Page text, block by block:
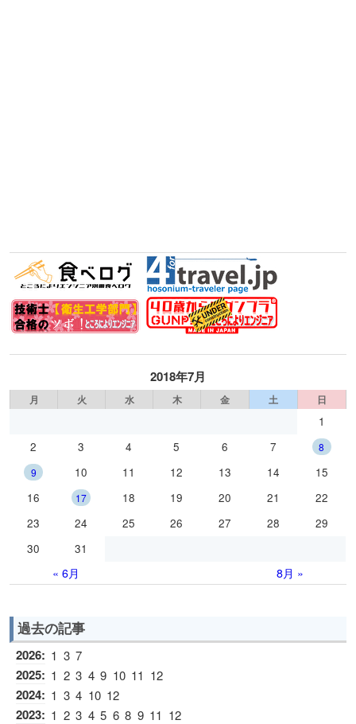
2018年7月
月 火 水 木 金 土 日
1
2
3 4 5 6 7
8
9
10 11 12 13 14
15
16
17 18 19 20 21
22
23
24 25 26 27 28
29
30
31
« 6月 8月 »
過去の記事
2026: 1 3 7
2025: 1 2 3 4 9 10 11 12
2024: 1 3 4 10 12
2023: 1 2 3 4 5 6 8 9 11 12